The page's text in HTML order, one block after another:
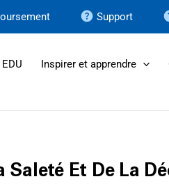
Support
Inspirer et apprendre
Saleté Et De La